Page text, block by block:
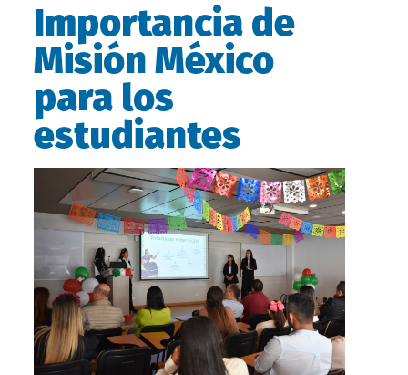
Importancia de
Misión México
para los
estudiantes